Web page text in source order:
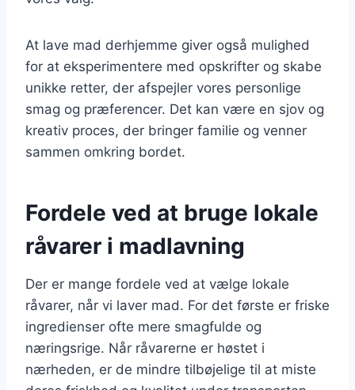
At lave mad derhjemme giver også mulighed
for at eksperimentere med opskrifter og skabe
unikke retter, der afspejler vores personlige
smag og præferencer. Det kan være en sjov og
kreativ proces, der bringer familie og venner
sammen omkring bordet.
Fordele ved at bruge lokale
råvarer i madlavning
Der er mange fordele ved at vælge lokale
råvarer, når vi laver mad. For det første er friske
ingredienser ofte mere smagfulde og
næringsrige. Når råvarerne er høstet i
nærheden, er de mindre tilbøjelige til at miste